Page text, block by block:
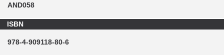
AND058
ISBN
978-4-909118-80-6